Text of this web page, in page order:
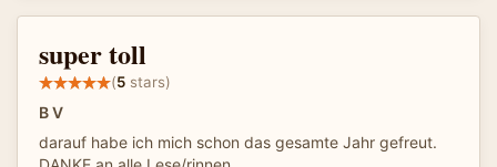
super toll
(5 stars)
B V
darauf habe ich mich schon das gesamte Jahr gefreut.